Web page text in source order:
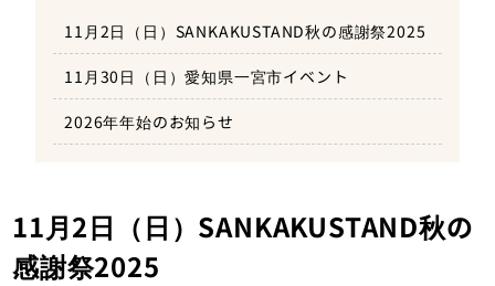
11月2日（日）SANKAKUSTAND秋の感謝祭2025
11月30日（日）愛知県一宮市イベント
2026年年始のお知らせ
11月2日（日）SANKAKUSTAND秋の
感謝祭2025